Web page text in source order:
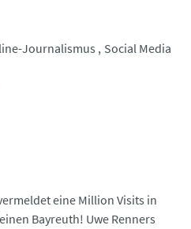
Journalismus
Social Media
eine Million Visits in
Bayreuth! Uwe Renners